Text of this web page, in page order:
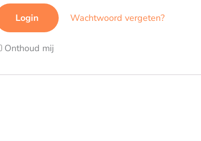
Wachtwoord vergeten?
Onthoud mij